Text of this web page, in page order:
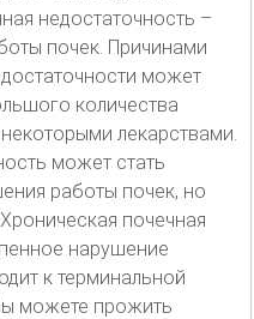
недостаточность –
почек. Причинами
может
количества
лекарствами.
может стать
работы почек, но
почечная
нарушение
к терминальной
можете прожить